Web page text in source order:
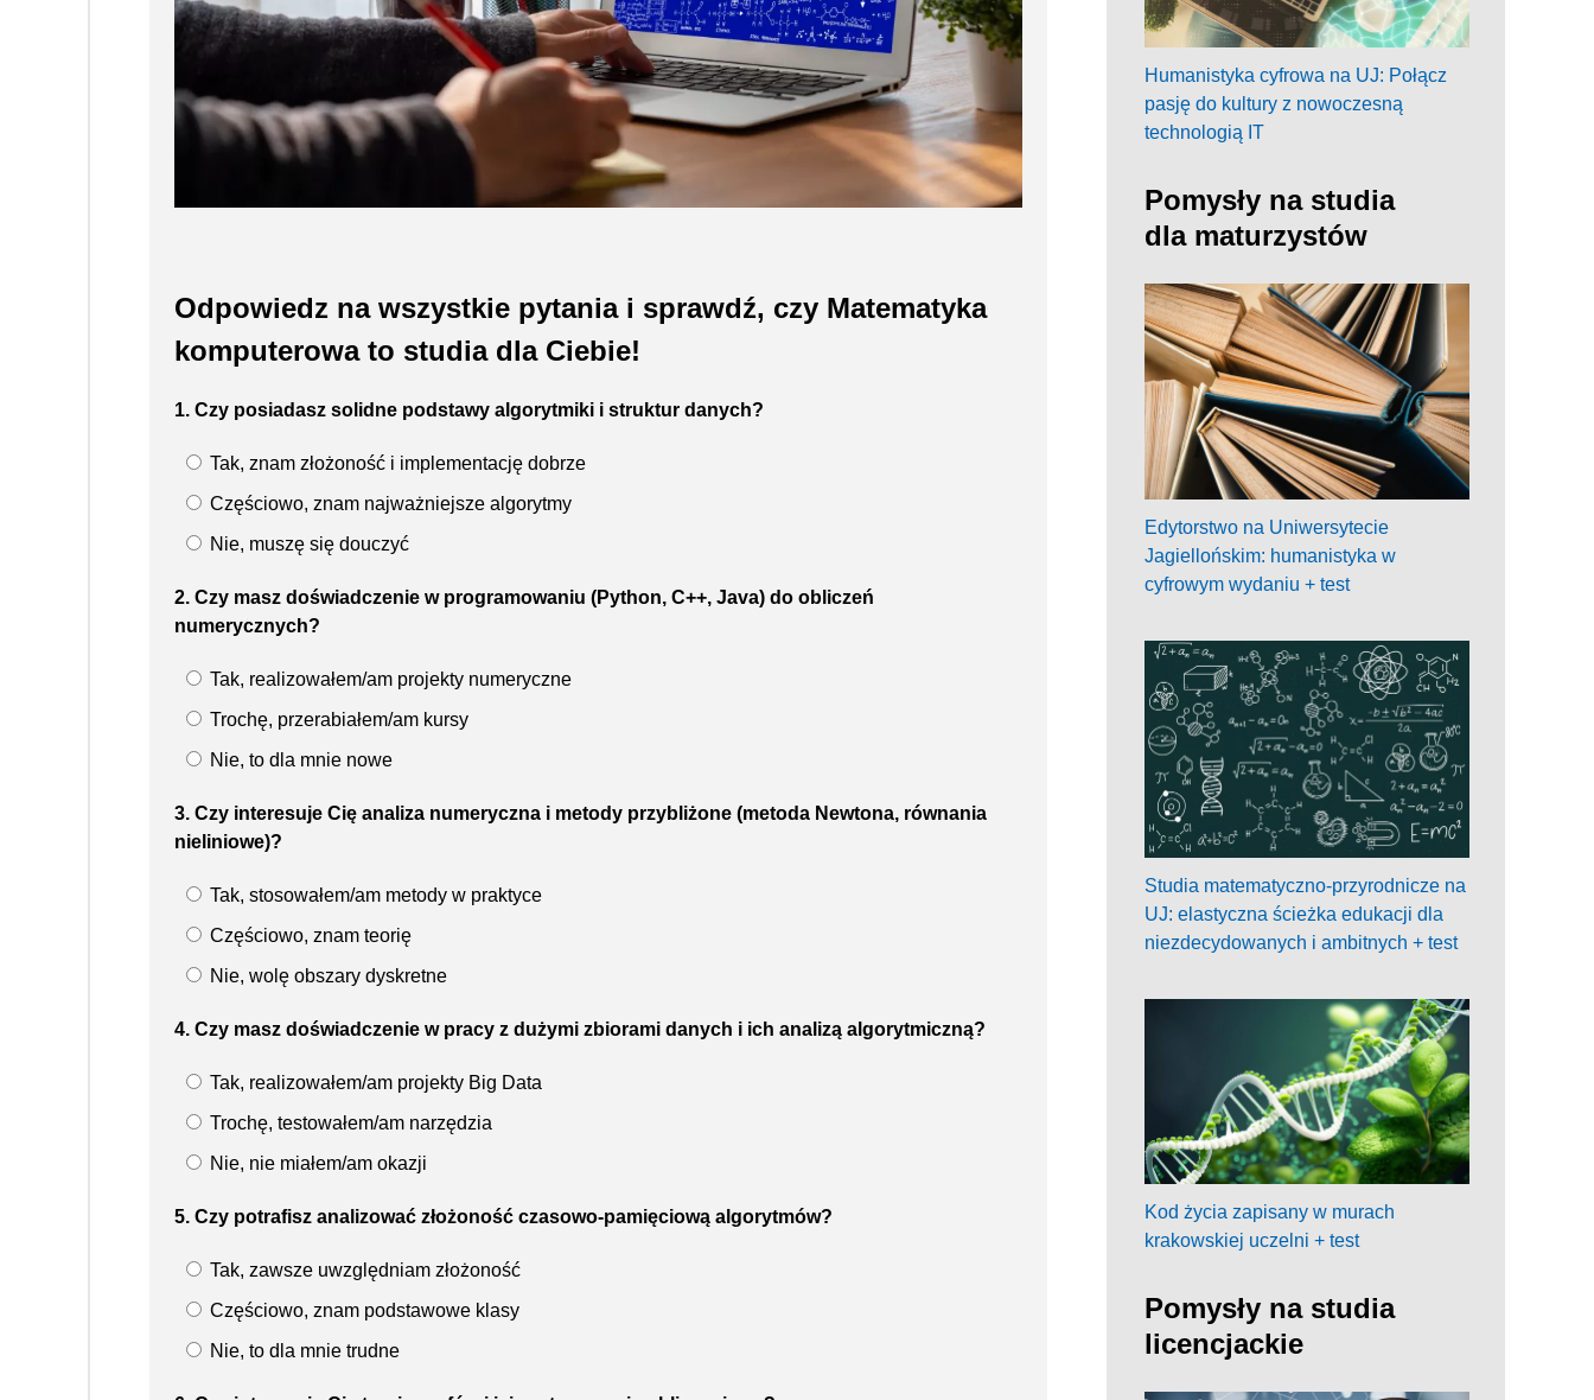
Odpowiedz na wszystkie pytania i sprawdź, czy Matematyka
komputerowa to studia dla Ciebie!
1. Czy posiadasz solidne podstawy algorytmiki i struktur danych?
Tak, znam złożoność i implementację dobrze
Częściowo, znam najważniejsze algorytmy
Nie, muszę się douczyć
2. Czy masz doświadczenie w programowaniu (Python, C++, Java) do obliczeń
numerycznych?
Tak, realizowałem/am projekty numeryczne
Trochę, przerabiałem/am kursy
Nie, to dla mnie nowe
3. Czy interesuje Cię analiza numeryczna i metody przybliżone (metoda Newtona, równania
nieliniowe)?
Tak, stosowałem/am metody w praktyce
Częściowo, znam teorię
Nie, wolę obszary dyskretne
4. Czy masz doświadczenie w pracy z dużymi zbiorami danych i ich analizą algorytmiczną?
Tak, realizowałem/am projekty Big Data
Trochę, testowałem/am narzędzia
Nie, nie miałem/am okazji
5. Czy potrafisz analizować złożoność czasowo-pamięciową algorytmów?
Tak, zawsze uwzględniam złożoność
Częściowo, znam podstawowe klasy
Nie, to dla mnie trudne
Humanistyka cyfrowa na UJ: Połącz
pasję do kultury z nowoczesną
technologią IT
Pomysły na studia
dla maturzystów
Edytorstwo na Uniwersytecie
Jagiellońskim: humanistyka w
cyfrowym wydaniu + test
Studia matematyczno-przyrodnicze na
UJ: elastyczna ścieżka edukacji dla
niezdecydowanych i ambitnych + test
Kod życia zapisany w murach
krakowskiej uczelni + test
Pomysły na studia
licencjackie